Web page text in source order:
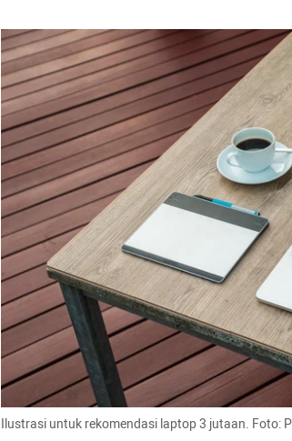
Ilustrasi untuk rekomendasi laptop 3 jutaan. Foto: